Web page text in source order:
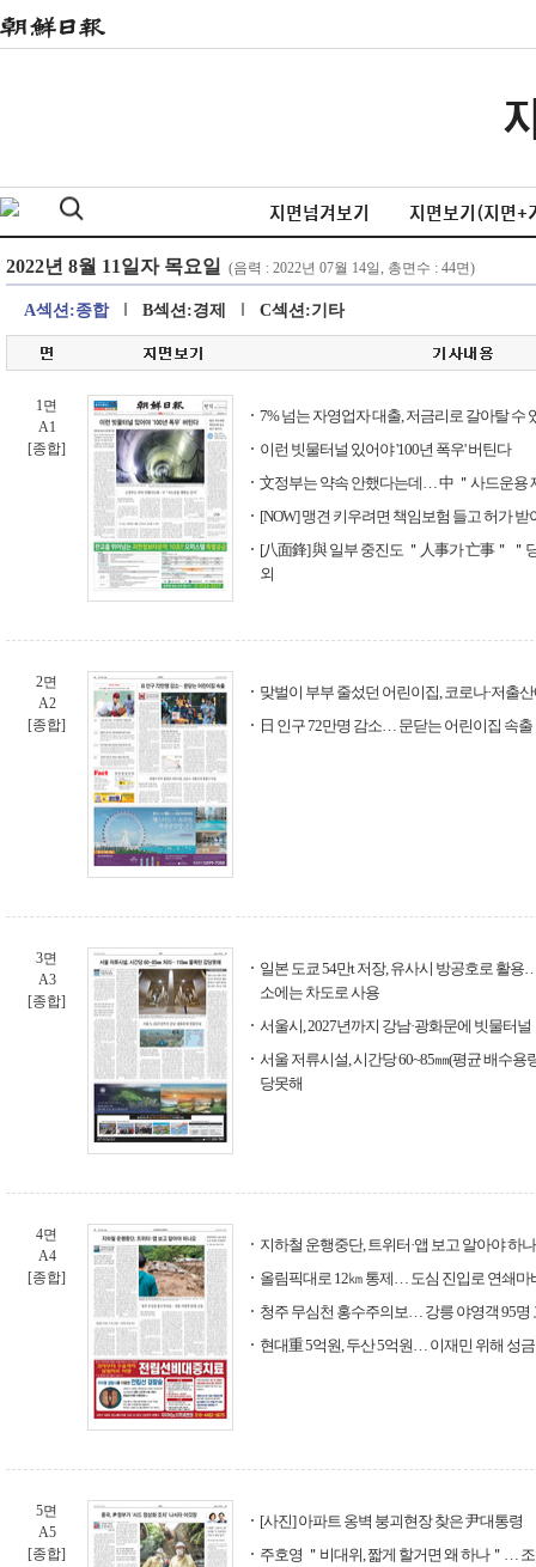
지면넘겨보기 지면보기(지면+
A섹션:종합 B섹션:경제 C섹션:기타
1면
A1
[종합]
7% 넘는 자영업자 대출, 저금리로 갈아탈 수
이런 빗물터널 있어야 '100년 폭우' 버틴다
文정부는 약속 안했다는데… 中 ＂사드운용
[NOW] 맹견 키우려면 책임보험 들고 허가 받
[八面鋒] 與 일부 중진도 ＂人事가 亡事＂ ＂
외
2면
A2
[종합]
맞벌이 부부 줄섰던 어린이집, 코로나·저출
日 인구 72만명 감소… 문닫는 어린이집 속출
3면
A3
[종합]
일본 도쿄 54만t 저장, 유사시 방공호로 활용
소에는 차도로 사용
서울시, 2027년까지 강남·광화문에 빗물터널
서울 저류시설, 시간당 60~85㎜(평균 배수용
당못해
4면
A4
[종합]
지하철 운행중단, 트위터·앱 보고 알아야 하
올림픽대로 12㎞ 통제… 도심 진입로 연쇄마
청주 무심천 홍수주의보… 강릉 야영객 95명
현대重 5억원, 두산 5억원… 이재민 위해 성금
5면
A5
[종합]
[사진] 아파트 옹벽 붕괴현장 찾은 尹대통령
주호영 ＂비대위, 짧게 할거면 왜 하나＂…